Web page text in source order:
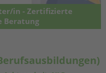
in - Zertifizierte
Beratung
des ÖDV-NLP